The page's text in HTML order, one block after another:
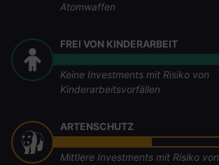
Atomwaffen
FREI VON KINDERARBEIT
Keine Investments mit Risiko von
Kinderarbeitsvorfällen
ARTENSCHUTZ
Mittlere Investments mit Risiko von